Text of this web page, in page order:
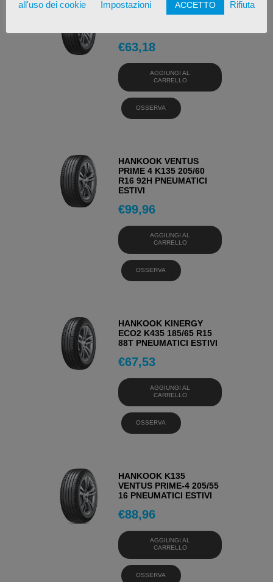
HANKOOK KINERGY
ECO2 K435 165/70 R14
€63,18
AGGIUNGI AL
CARRELLO
OSSERVA
HANKOOK VENTUS
PRIME 4 K135 205/60
R16 92H PNEUMATICI
ESTIVI
€99,96
AGGIUNGI AL
CARRELLO
OSSERVA
HANKOOK KINERGY
ECO2 K435 185/65 R15
88T PNEUMATICI ESTIVI
€67,53
AGGIUNGI AL
CARRELLO
OSSERVA
HANKOOK K135
VENTUS PRIME-4 205/55
16 PNEUMATICI ESTIVI
€88,96
AGGIUNGI AL
CARRELLO
OSSERVA
all'uso dei cookie
Impostazioni ACCETTO Rifiuta